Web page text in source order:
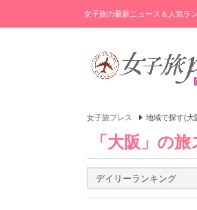
女子旅の最新ニュース＆人気ラ
女子旅プレス 地域で探す(大
「大阪」の
デイリーランキング